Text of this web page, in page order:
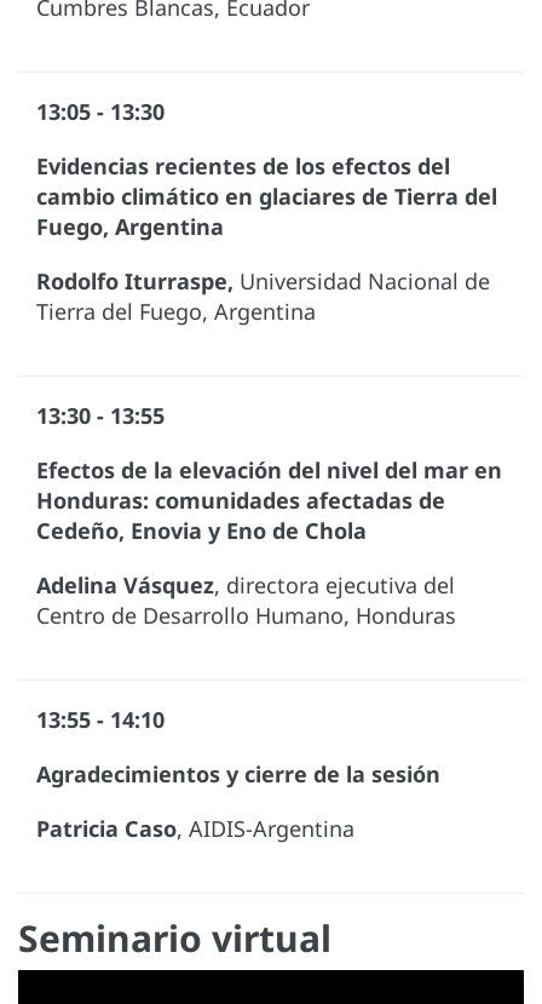
Cumbres Blancas, Ecuador
13:05 - 13:30
Evidencias recientes de los efectos del
cambio climático en glaciares de Tierra del
Fuego, Argentina
Rodolfo Iturraspe, Universidad Nacional de
Tierra del Fuego, Argentina
13:30 - 13:55
Efectos de la elevación del nivel del mar en
Honduras: comunidades afectadas de
Cedeño, Enovia y Eno de Chola
Adelina Vásquez, directora ejecutiva del
Centro de Desarrollo Humano, Honduras
13:55 - 14:10
Agradecimientos y cierre de la sesión
Patricia Caso, AIDIS-Argentina
Seminario virtual